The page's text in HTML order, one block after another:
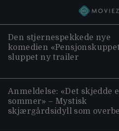
Den stjernespekkede nye
komedien
sluppet ny trailer
Anmeldelse: «Det skjedde
sommer» – Mystisk
skjærgårdsidyll som